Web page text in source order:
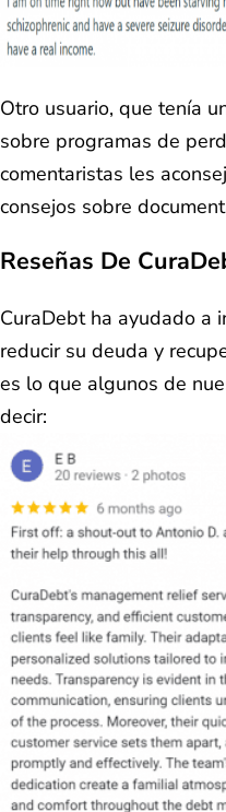
Otro usuario, que tenía
sobre programas de
comentaristas les
consejos sobre
Reseñas De
CuraDebt ha ayudado a
reducir su deuda y
es lo que algunos de
decir: